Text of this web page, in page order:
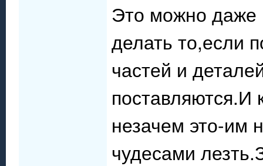
Это можно даже
делать то,если
частей и
поставляются.И
незачем это-им
чудесами